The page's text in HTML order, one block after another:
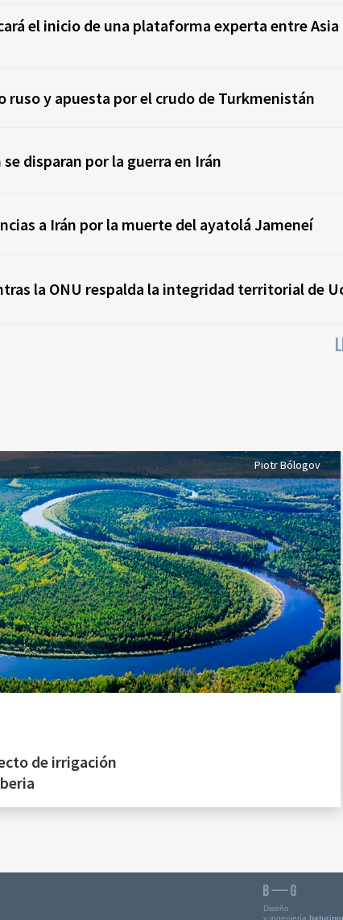
el inicio de una plataforma experta entre
ruso y apuesta por el crudo de Turkmenistán
disparan por la guerra en Irán
a Irán por la muerte del ayatolá Jameneí
la ONU respalda la integridad territorial de
Piotr Bólogov
de irrigación
Diseño
y ingeniería